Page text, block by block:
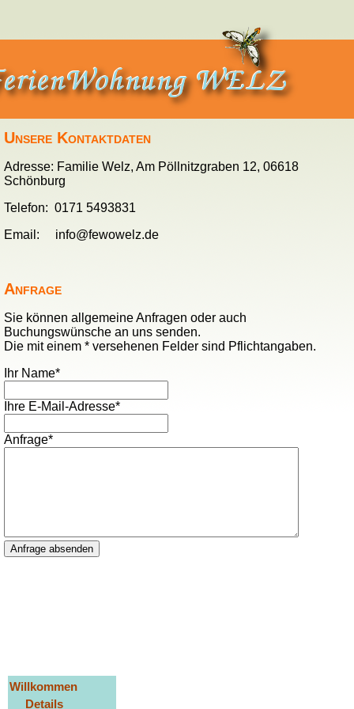
Unsere Kontaktdaten
Adresse: Familie Welz, Am Pöllnitzgraben 12, 06618
Schönburg
Telefon: 0171 5493831
Email: info@fewowelz.de
Anfrage
Sie können allgemeine Anfragen oder auch
Buchungswünsche an uns senden.
Die mit einem * versehenen Felder sind Pflichtangaben.
Pflichtfeld
Ihr Name*
Pflichtfeld
Ihre E-Mail-Adresse*
Pflichtfeld
Anfrage*
Anfrage absenden
Navigation
überspringen
Willkommen
Details